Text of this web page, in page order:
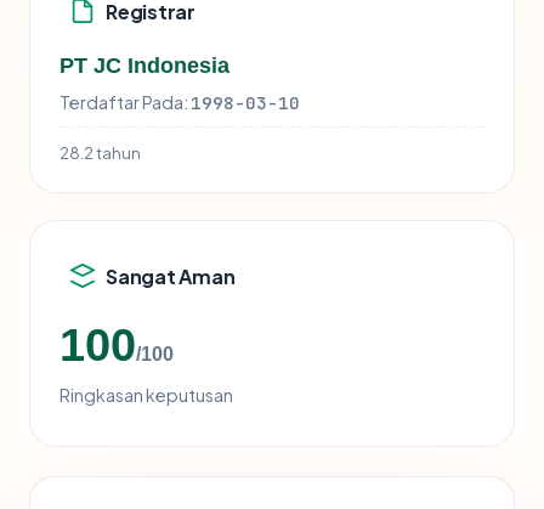
Registrar
PT JC Indonesia
Terdaftar Pada: 1998-03-10
28.2 tahun
Sangat Aman
100/100
Ringkasan keputusan